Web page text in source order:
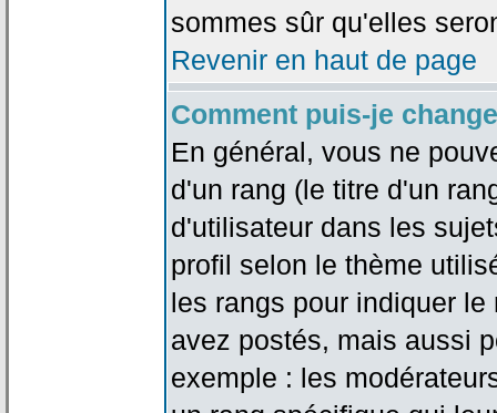
sommes sûr qu'elles
Revenir en haut de page
Comment puis-je
En général, vous ne
d'un rang (le titre d'un
d'utilisateur dans les
profil selon le thème
les rangs pour indiquer
avez postés, mais aussi
exemple : les